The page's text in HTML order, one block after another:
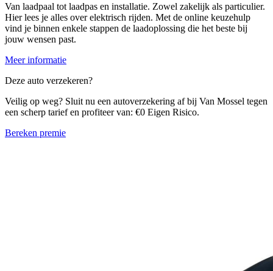
Van laadpaal tot laadpas en installatie. Zowel zakelijk als particulier.
Hier lees je alles over elektrisch rijden. Met de online keuzehulp
vind je binnen enkele stappen de laadoplossing die het beste bij
jouw wensen past.
Meer informatie
Deze auto verzekeren?
Veilig op weg? Sluit nu een autoverzekering af bij Van Mossel tegen
een scherp tarief en profiteer van: €0 Eigen Risico.
Bereken premie